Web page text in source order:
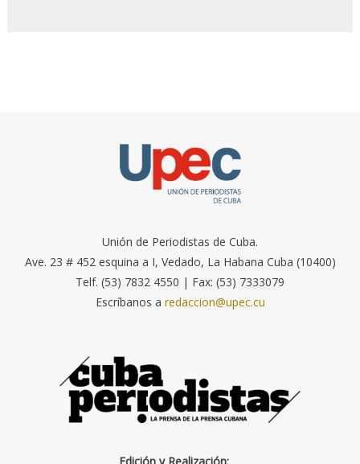
Unión de Periodistas de Cuba.
Ave. 23 # 452 esquina a I, Vedado, La Habana Cuba (10400)
Telf. (53) 7832 4550 | Fax: (53) 7333079
Escríbanos a redaccion@upec.cu